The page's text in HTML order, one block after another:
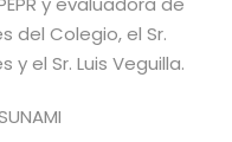
del Colegio, el Sr.
y el Sr. Luis Veguilla.